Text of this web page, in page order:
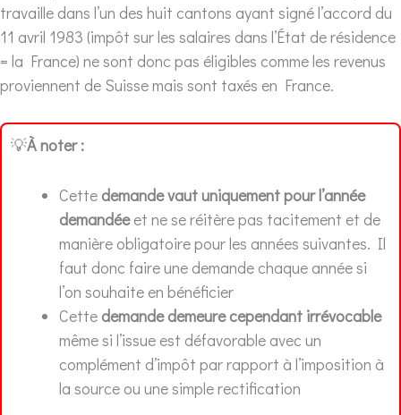
travaille dans l’un des huit cantons ayant signé l’accord du
11 avril 1983 (impôt sur les salaires dans l’État de résidence
= la France) ne sont donc pas éligibles comme les revenus
proviennent de Suisse mais sont taxés en France.
💡À noter :
Cette demande vaut uniquement pour l’année
demandéeet ne se réitère pas tacitement et de
manière obligatoire pour les années suivantes. Il
faut donc faire une demande chaque année si
l’on souhaite en bénéficier
Cette demande demeure cependant irrévocable
même si l’issue est défavorable avec un
complément d’impôt par rapport à l’imposition à
la source ou une simple rectification